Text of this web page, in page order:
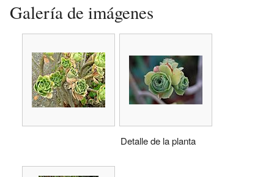
Galería de imágenes
Detalle de la planta